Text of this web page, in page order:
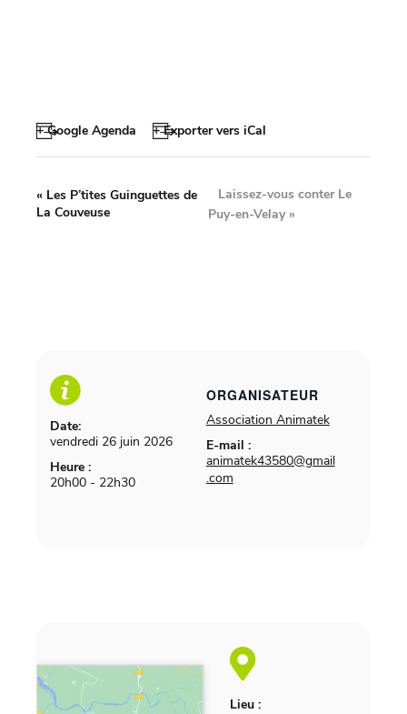
+ Google Agenda + Exporter vers iCal
Date:
vendredi 26 juin 2026
Heure :
20h00 - 22h30
ORGANISATEUR
Association Animatek
E-mail :
animatek43580@gmail
.com
Lieu :
« Les P’tites Guinguettes de
La Couveuse
Laissez-vous conter Le
Puy-en-Velay»